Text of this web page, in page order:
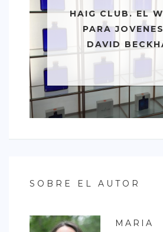
HAIG CLUB. EL
PARA
DAVID
SOBRE EL AUTOR
MARIA